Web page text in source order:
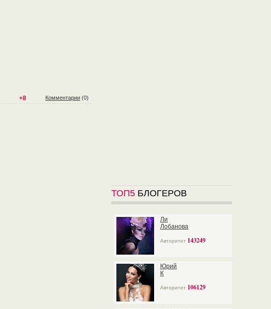
+8 Комментарии (0)
ТОП5 БЛОГЕРОВ
Ли
Лобанова
Авторитет 143249
Юрий
К
Авторитет 106129